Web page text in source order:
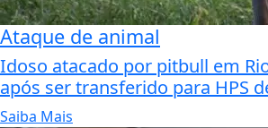
Ataque de animal
Idoso atacado por pitbull em
após ser transferido para HPS
Saiba Mais